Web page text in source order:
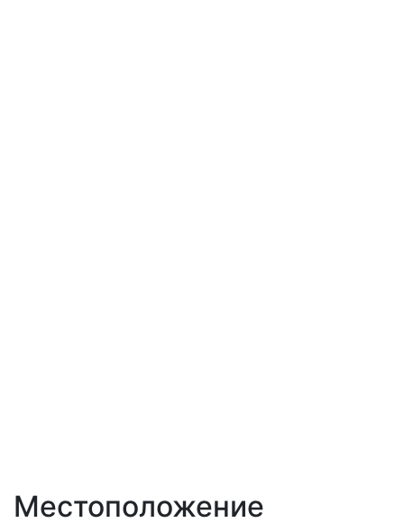
Местоположение